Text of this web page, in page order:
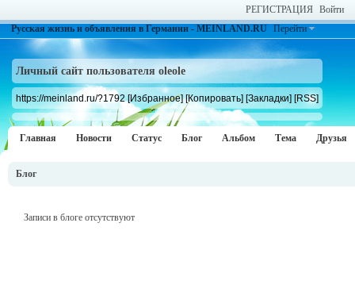
РЕГИСТРАЦИЯ Войти
Русская жизнь и объявления в Германии - MEINLAND.RU Перейти
Личный сайт пользователя oleole
https://meinland.ru/?1792 [Избранное] [Копировать] [Закладки] [RSS]
Главная Новости Статус Блог Альбом Тема Друзья
Блог
Записи в блоге отсутствуют